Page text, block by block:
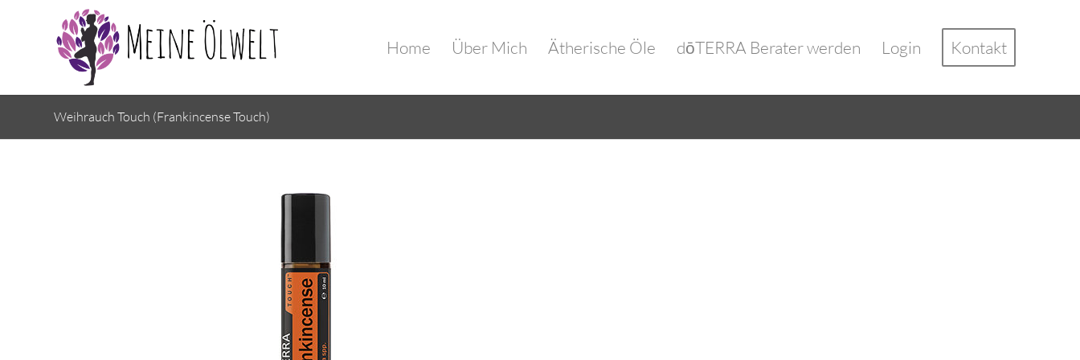
Home Über Mich Ätherische Öle dōTERRA Berater werden Login Kontakt
Weihrauch Touch (Frankincense Touch)